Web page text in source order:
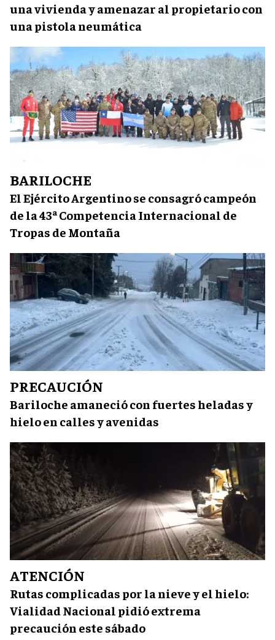
una vivienda y amenazar al propietario con
una pistola neumática
BARILOCHE
El Ejército Argentino se consagró campeón
de la 43ª Competencia Internacional de
Tropas de Montaña
PRECAUCIÓN
Bariloche amaneció con fuertes heladas y
hielo en calles y avenidas
ATENCIÓN
Rutas complicadas por la nieve y el hielo:
Vialidad Nacional pidió extrema
precaución este sábado